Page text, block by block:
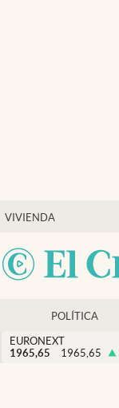
VIVIENDA
POLÍTICA
EURONEXT
1965,65
1965,65